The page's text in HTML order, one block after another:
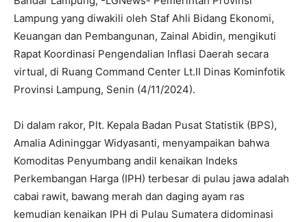
Lampung yang diwakili oleh Staf Ahli Bidang Ekonomi,
Keuangan dan Pembangunan, Zainal Abidin, mengikuti
Rapat Koordinasi Pengendalian Inflasi Daerah secara
virtual, di Ruang Command Center Lt.II Dinas Kominfotik
Provinsi Lampung, Senin (4/11/2024).
Di dalam rakor, Plt. Kepala Badan Pusat Statistik (BPS),
Amalia Adininggar Widyasanti, menyampaikan bahwa
Komoditas Penyumbang andil kenaikan Indeks
Perkembangan Harga (IPH) terbesar di pulau jawa adalah
cabai rawit, bawang merah dan daging ayam ras
kemudian kenaikan IPH di Pulau Sumatera didominasi